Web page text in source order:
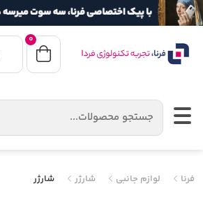
0
فرنا لوازم جانبی شارژر شارژر